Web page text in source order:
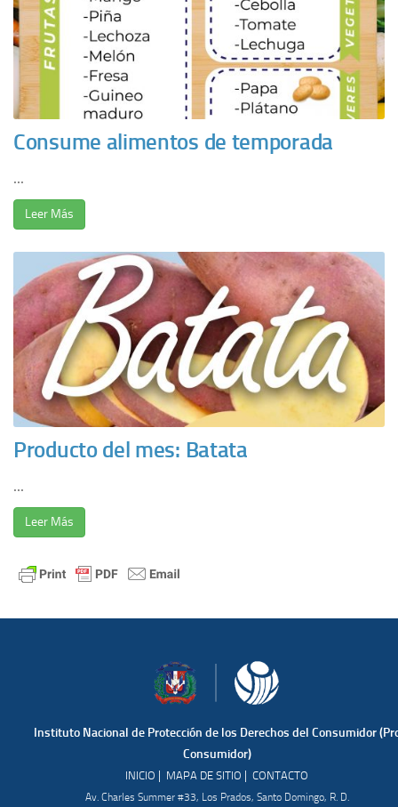
Consume alimentos de temporada
...
Leer Más
Producto del mes: Batata
...
Leer Más
Instituto Nacional de Protección de los Derechos del Consumidor
Consumidor)
INICIO | MAPA DE SITIO | CONTACTO
Av. Charles Summer #33, Los Prados, Santo Domingo, R. D.